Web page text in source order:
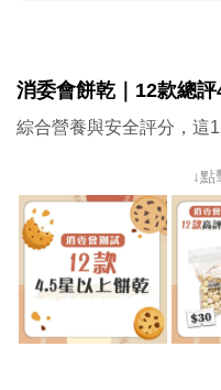
消委會餅乾｜12款總
綜合營養與安全評分，這
↓點